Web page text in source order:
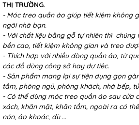
THỊ TRƯỜNG.
- Móc treo quần áo giúp tiết kiệm không
ngôi nhà bạn.
- Với chất liệu bằng gỗ tự nhiên thì chúng
bền cao, tiết kiệm không gian và treo
- Thích hợp với nhiều dòng quần áo, từ
các đồ dùng công sở hay dự tiệc.
- Sản phẩm mang lại sự tiện dụng gọn
tắm, phòng ngủ, phòng khách, nhà bếp,
- Có thể dùng móc treo quần áo sau cửa
xách, khăn mặt, khăn tắm, ngoài ra có
nón, áo khoác, dù …